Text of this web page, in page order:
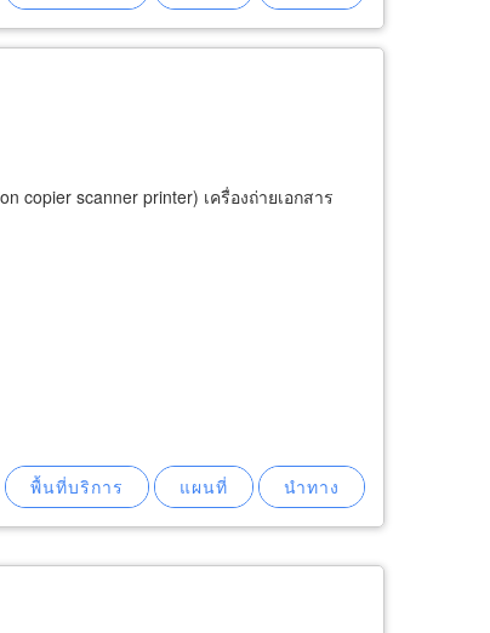
copier scanner printer) เครื่องถ่ายเอกสาร